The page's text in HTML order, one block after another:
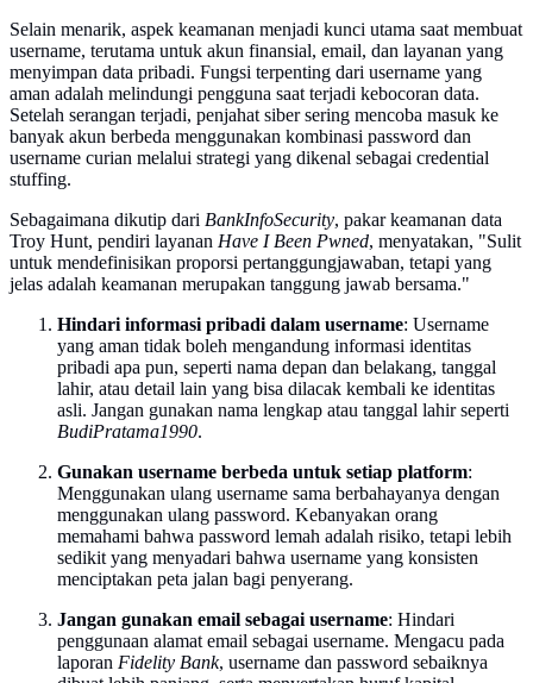
Selain menarik, aspek keamanan menjadi kunci utama saat membuat
username, terutama untuk akun finansial, email, dan layanan yang
menyimpan data pribadi. Fungsi terpenting dari username yang
aman adalah melindungi pengguna saat terjadi kebocoran data.
Setelah serangan terjadi, penjahat siber sering mencoba masuk ke
banyak akun berbeda menggunakan kombinasi password dan
username curian melalui strategi yang dikenal sebagai credential
stuffing.
Sebagaimana dikutip dari BankInfoSecurity, pakar keamanan data
Troy Hunt, pendiri layanan Have I Been Pwned, menyatakan, "Sulit
untuk mendefinisikan proporsi pertanggungjawaban, tetapi yang
jelas adalah keamanan merupakan tanggung jawab bersama."
Hindari informasi pribadi dalam username: Username
yang aman tidak boleh mengandung informasi identitas
pribadi apa pun, seperti nama depan dan belakang, tanggal
lahir, atau detail lain yang bisa dilacak kembali ke identitas
asli. Jangan gunakan nama lengkap atau tanggal lahir seperti
BudiPratama1990.
Gunakan username berbeda untuk setiap platform:
Menggunakan ulang username sama berbahayanya dengan
menggunakan ulang password. Kebanyakan orang
memahami bahwa password lemah adalah risiko, tetapi lebih
sedikit yang menyadari bahwa username yang konsisten
menciptakan peta jalan bagi penyerang.
Jangan gunakan email sebagai username: Hindari
penggunaan alamat email sebagai username. Mengacu pada
laporan Fidelity Bank, username dan password sebaiknya